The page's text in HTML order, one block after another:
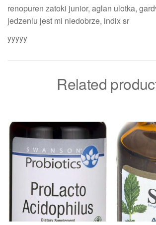
renopuren zatoki junior, aglan ulotka,
jedzeniu jest mi niedobrze, indix sr
yyyyy
Related